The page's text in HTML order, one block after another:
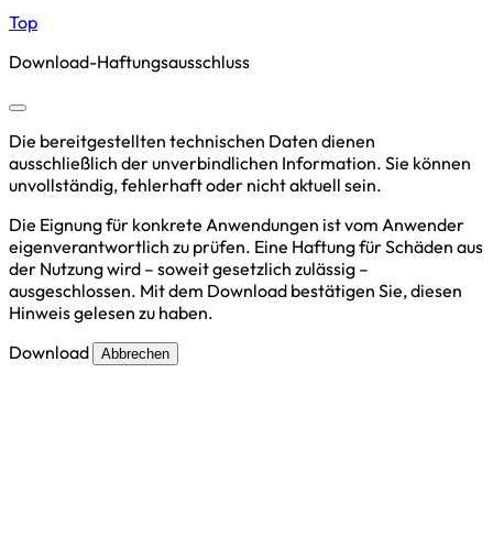
Top
Download-Haftungsausschluss
Die bereitgestellten technischen Daten dienen
ausschließlich der unverbindlichen Information. Sie können
unvollständig, fehlerhaft oder nicht aktuell sein.
Die Eignung für konkrete Anwendungen ist vom Anwender
eigenverantwortlich zu prüfen. Eine Haftung für Schäden aus
der Nutzung wird – soweit gesetzlich zulässig –
ausgeschlossen. Mit dem Download bestätigen Sie, diesen
Hinweis gelesen zu haben.
Download
Abbrechen